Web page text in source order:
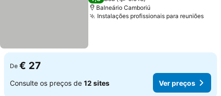
Balneário Camboriú
Instalações profissionais para reuniõesVer
De € 27
Consulte os preços de 12 sites Ver preços